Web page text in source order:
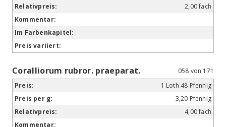
2,00 fach
Coralliorum rubror. praeparat.
058 von 171
1 Loth 48 Pfennig
3,20 Pfennig
4,00 fach